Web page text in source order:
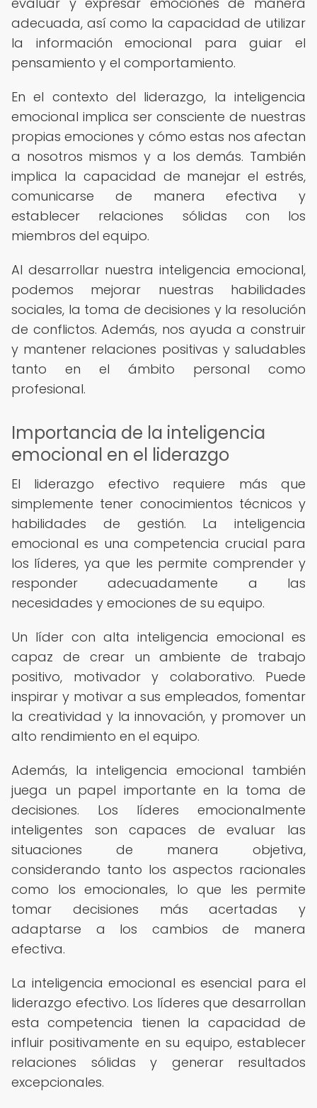
adecuada, así como la capacidad de utilizar
la información emocional para guiar el
pensamiento y el comportamiento.
En el contexto del liderazgo, la inteligencia
emocional implica ser consciente de nuestras
propias emociones y cómo estas nos afectan
a nosotros mismos y a los demás. También
implica la capacidad de manejar el estrés,
comunicarse de manera efectiva y
establecer relaciones sólidas con los
miembros del equipo.
Al desarrollar nuestra inteligencia emocional,
podemos mejorar nuestras habilidades
sociales, la toma de decisiones y la resolución
de conflictos. Además, nos ayuda a construir
y mantener relaciones positivas y saludables
tanto en el ámbito personal como
profesional.
Importancia de la inteligencia
emocional en el liderazgo
El liderazgo efectivo requiere más que
simplemente tener conocimientos técnicos y
habilidades de gestión. La inteligencia
emocional es una competencia crucial para
los líderes, ya que les permite comprender y
responder adecuadamente a las
necesidades y emociones de su equipo.
Un líder con alta inteligencia emocional es
capaz de crear un ambiente de trabajo
positivo, motivador y colaborativo. Puede
inspirar y motivar a sus empleados, fomentar
la creatividad y la innovación, y promover un
alto rendimiento en el equipo.
Además, la inteligencia emocional también
juega un papel importante en la toma de
decisiones. Los líderes emocionalmente
inteligentes son capaces de evaluar las
situaciones de manera objetiva,
considerando tanto los aspectos racionales
como los emocionales, lo que les permite
tomar decisiones más acertadas y
adaptarse a los cambios de manera
efectiva.
La inteligencia emocional es esencial para el
liderazgo efectivo. Los líderes que desarrollan
esta competencia tienen la capacidad de
influir positivamente en su equipo, establecer
relaciones sólidas y generar resultados
excepcionales.